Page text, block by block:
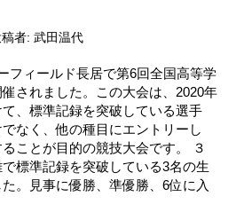
者: 武田温代
フィールド長居で第6回全国高等学
されました。この大会は、2020年
、標準記録を突破している選手
なく、他の種目にエントリーし
ことが目的の競技大会です。 ３
標準記録を突破している3名の生
。見事に優勝、準優勝、6位に入